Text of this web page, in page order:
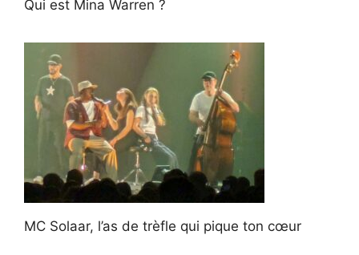
Qui est Mina Warren ?
MC Solaar, l’as de trèfle qui pique ton cœur